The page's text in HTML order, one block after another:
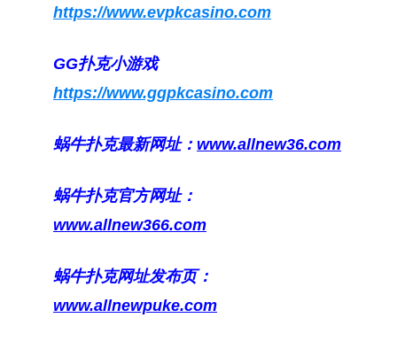
https://www.evpkcasino.com
GG扑克小游戏
https://www.ggpkcasino.com
蜗牛扑克最新网址： www.allnew36.com
蜗牛扑克官方网址：
www.allnew366.com
蜗牛扑克网址发布页：
www.allnewpuke.com